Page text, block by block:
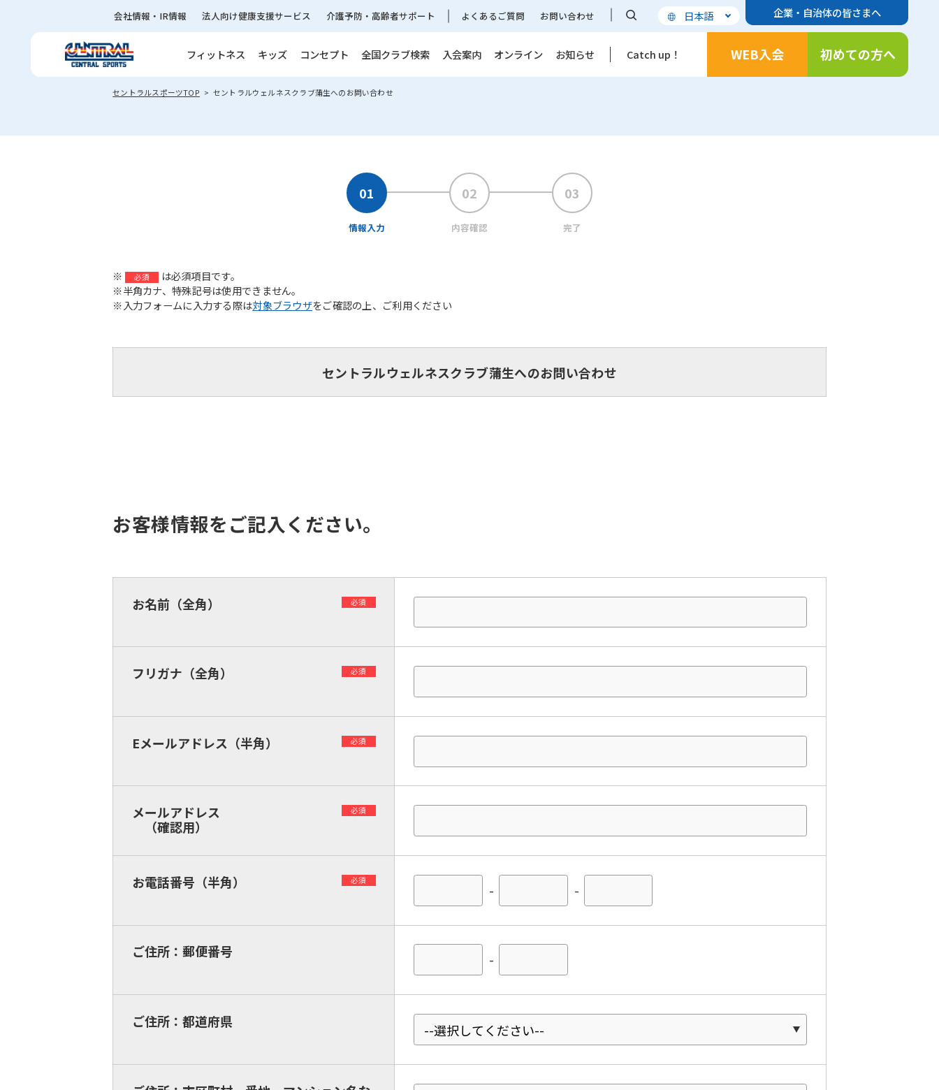
会社情報・IR情報 法人向け健康支援サービス 介護予防・高齢者サポート よくあるご質問 お問い合わせ 日本語 企業・自治体の皆さまへ
フィットネス キッズ コンセプト 全国クラブ検索 入会案内 オンライン お知らせ Catch up！ WEB入会 初めての方へ
セントラルスポーツTOP セントラルウェルネスクラブ蒲生へのお問い合わせ
情報入力 内容確認 完了
※ 必須
は必須項目です。
※半角カナ、特殊記号は使用できません。
※入力フォームに入力する際は対象ブラウザをご確認の上、ご利用ください
セントラルウェルネスクラブ蒲生へのお問い合わせ
お客様情報をご記入ください。
お名前（全角） 必須
フリガナ（全角） 必須
Eメールアドレス（半角） 必須
メールアドレス
（確認用）
必須
お電話番号（半角） 必須
- -
ご住所：郵便番号 -
ご住所：都道府県